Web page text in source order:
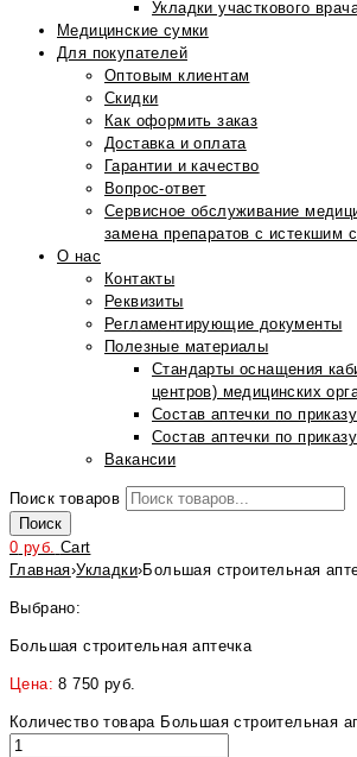
Укладки участкового
Медицинские сумки
Для покупателей
Оптовым клиентам
Скидки
Как оформить заказ
Доставка и оплата
Гарантии и качество
Вопрос-ответ
Сервисное обслуживание
замена препаратов с истекшим
О нас
Контакты
Реквизиты
Регламентирующие документы
Полезные материалы
Стандарты оснащения
центров) медицинских
Состав аптечки по
Состав аптечки по
Вакансии
Поиск товаров
Поиск
0 руб. Cart
Главная›Укладки›Большая строительная
Выбрано:
Большая строительная аптечка
Цена:8 750 руб.
Количество товара Большая строительная